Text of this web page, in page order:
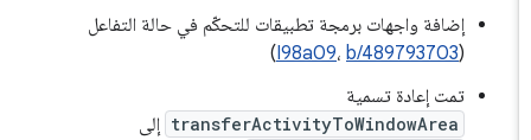
إضافة واجهات برمجة تطبيقات للتحكّم في حالة التفاعل
I98a09،b/489793703
)
تمت إعادة تسمية
transferActivityToWindowArea إلى